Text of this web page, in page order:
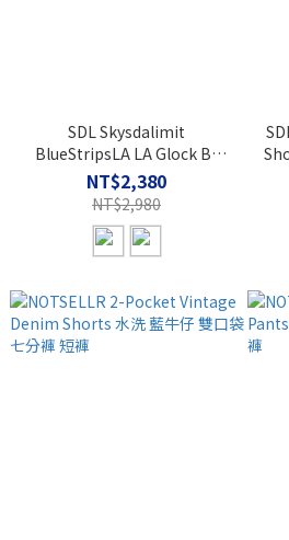
SDL Skysdalimit
BlueStripsLA LA Glock B$
Sweatpants LOGO 棉褲
NT$2,380
NT$2,980